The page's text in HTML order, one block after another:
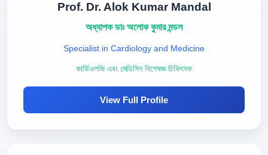
Prof. Dr. Alok Kumar Mandal
অধ্যাপক ডাঃ অলোক কুমার মন্ডল
Specialist in Cardiology and Medicine
কার্ডিওলজি এবং মেডিসিন বিশেষজ্ঞ চিকিৎসক
View Full Profile